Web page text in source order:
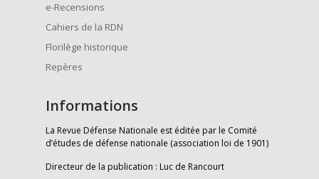
e-Recensions
Cahiers de la RDN
Florilège historique
Repères
Informations
La Revue Défense Nationale est éditée par le Comité
d’études de défense nationale (association loi de 1901)
Directeur de la publication : Luc de Rancourt